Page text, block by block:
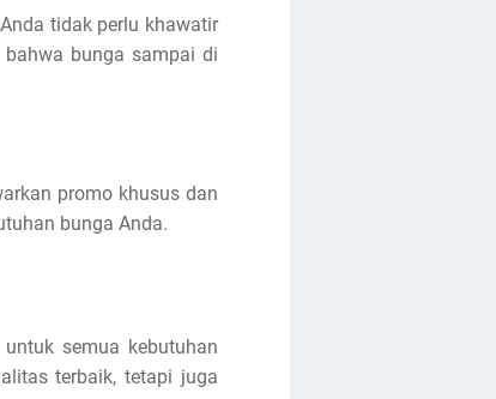
tidak perlu khawatir
bunga sampai di
promo khusus dan
bunga Anda.
semua kebutuhan
terbaik, tetapi juga